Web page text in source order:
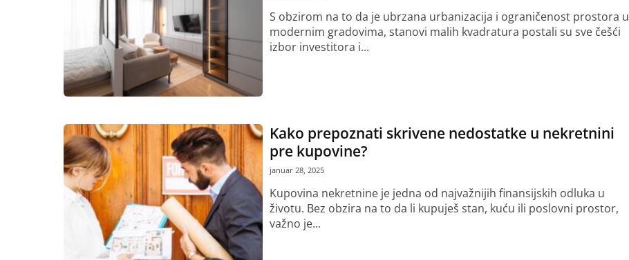
S obzirom na to da je ubrzana urbanizacija i ograničenost prostora u
modernim gradovima, stanovi malih kvadratura postali su sve češći
izbor investitora i...
Kako prepoznati skrivene nedostatke u nekretnini
pre kupovine?
januar 28, 2025
Kupovina nekretnine je jedna od najvažnijih finansijskih odluka u
životu. Bez obzira na to da li kupuješ stan, kuću ili poslovni prostor,
važno je...